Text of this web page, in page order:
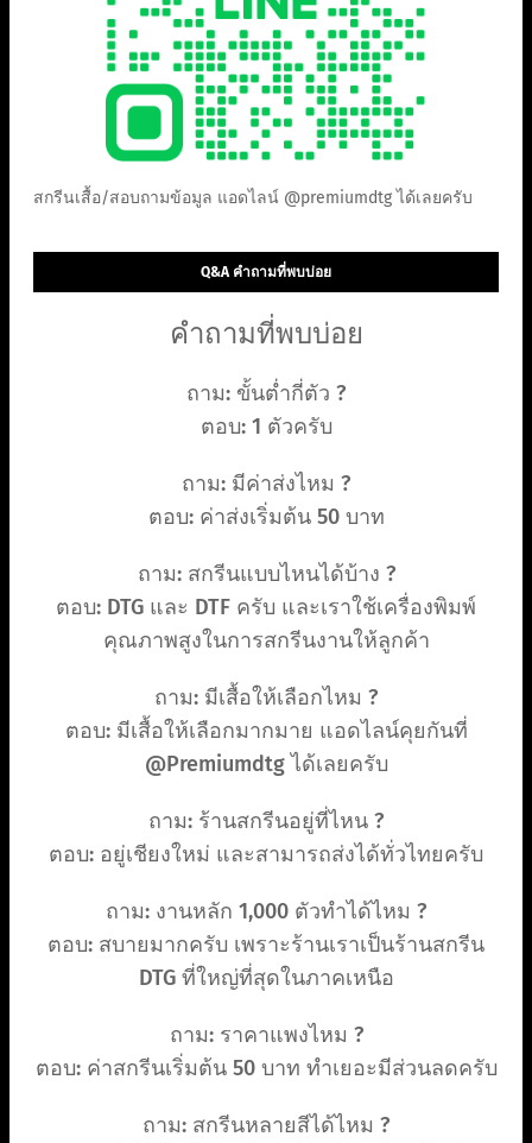
สกรีนเสื้อ/สอบถามข้อมูล แอดไลน์ @premiumdtg ได้เลยครับ
Q&A คำถามที่พบบ่อย
คำถามที่พบบ่อย
ถาม: ขั้นต่ำกี่ตัว ?
ตอบ: 1 ตัวครับ
ถาม: มีค่าส่งไหม ?
ตอบ: ค่าส่งเริ่มต้น 50 บาท
ถาม: สกรีนแบบไหนได้บ้าง ?
ตอบ: DTG และ DTF ครับ และเราใช้เครื่องพิมพ์
คุณภาพสูงในการสกรีนงานให้ลูกค้า
ถาม: มีเสื้อให้เลือกไหม ?
ตอบ: มีเสื้อให้เลือกมากมาย แอดไลน์คุยกันที่
@Premiumdtg ได้เลยครับ
ถาม: ร้านสกรีนอยู่ที่ไหน ?
ตอบ: อยู่เชียงใหม่ และสามารถส่งได้ทั่วไทยครับ
ถาม: งานหลัก 1,000 ตัวทำได้ไหม ?
ตอบ: สบายมากครับ เพราะร้านเราเป็นร้านสกรีน
DTG ที่ใหญ่ที่สุดในภาคเหนือ
ถาม: ราคาแพงไหม ?
ตอบ: ค่าสกรีนเริ่มต้น 50 บาท ทำเยอะมีส่วนลดครับ
ถาม: สกรีนหลายสีได้ไหม ?